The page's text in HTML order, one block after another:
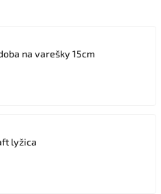
na varešky 15cm
lyžica